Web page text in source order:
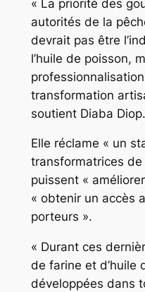
« La priorité des
autorités de la
devrait pas être
l’huile de poisson,
transformation
soutient Diaba Diop.
Elle réclame « un
transformatrices de
puissent «
« obtenir un accès
porteurs ».
« Durant ces
de farine et d’huile
développées dans